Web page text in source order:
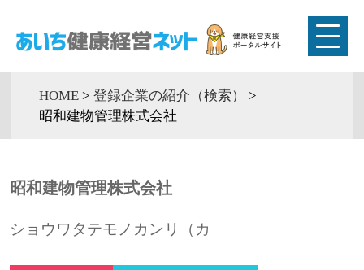
HOME > 登録企業の紹介（検索）
>
昭和建物管理株式会社
昭和建物管理株式会社
ショウワタテモノカンリ（カ